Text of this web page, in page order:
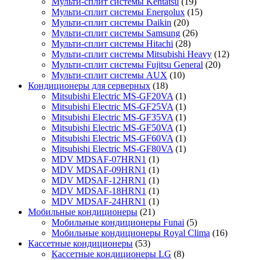
Мульти-сплит системы Energolux (15)
Мульти-сплит системы Daikin (20)
Мульти-сплит системы Samsung (26)
Мульти-сплит системы Hitachi (28)
Мульти-сплит системы Mitsubishi Heavy (12)
Мульти-сплит системы Fujitsu General (20)
Мульти-сплит системы AUX (10)
Кондиционеры для серверных (18)
Mitsubishi Electric MS-GF20VA (1)
Mitsubishi Electric MS-GF25VA (1)
Mitsubishi Electric MS-GF35VA (1)
Mitsubishi Electric MS-GF50VA (1)
Mitsubishi Electric MS-GF60VA (1)
Mitsubishi Electric MS-GF80VA (1)
MDV MDSAF-07HRN1 (1)
MDV MDSAF-09HRN1 (1)
MDV MDSAF-12HRN1 (1)
MDV MDSAF-18HRN1 (1)
MDV MDSAF-24HRN1 (1)
Мобильные кондиционеры (21)
Мобильные кондиционеры Funai (5)
Мобильные кондиционеры Royal Clima (16)
Кассетные кондиционеры (53)
Кассетные кондиционеры LG (8)